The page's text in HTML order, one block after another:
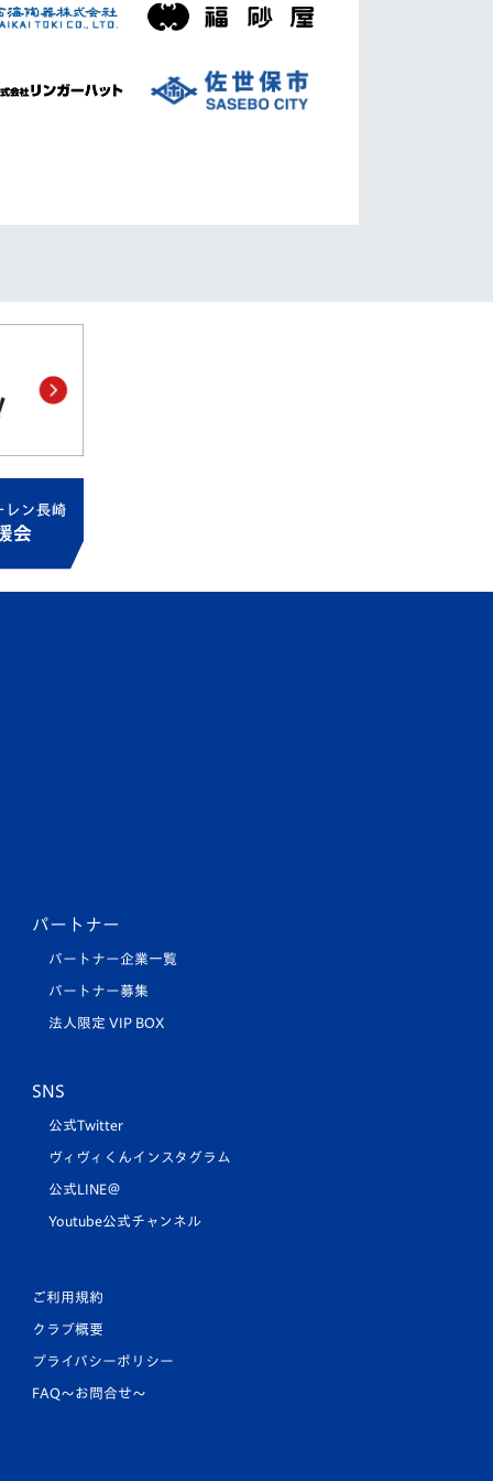
パートナー
パートナー企業一覧
パートナー募集
法人限定 VIP BOX
SNS
公式Twitter
ヴィヴィくんインスタグラム
公式LINE＠
Youtube公式チャンネル
ご利用規約
クラブ概要
プライバシーポリシー
FAQ〜お問合せ〜